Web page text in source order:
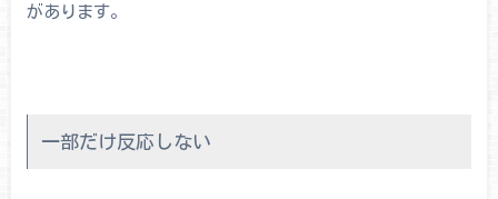
があります。
一部だけ反応しない